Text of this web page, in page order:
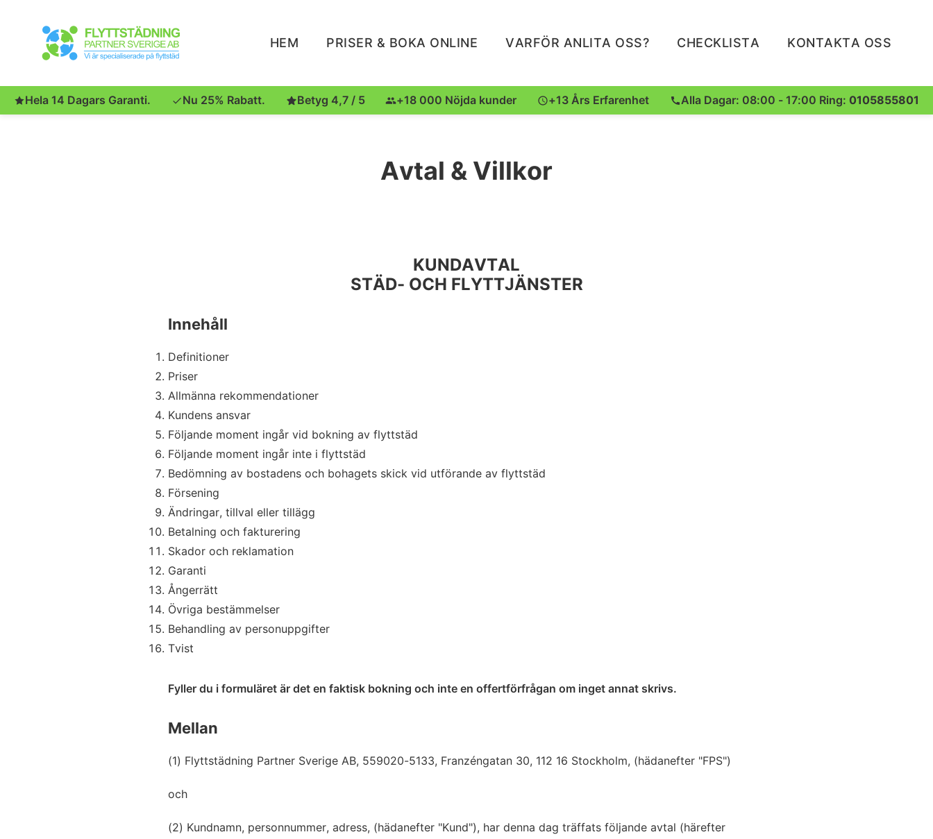
HEM PRISER & BOKA ONLINE VARFÖR ANLITA OSS? CHECKLISTA KONTAKTA OSS
Hela 14 Dagars Garanti. Nu 25% Rabatt. Betyg 4,7 / 5 +18 000 Nöjda kunder +13 Års Erfarenhet Alla Dagar: 08:00 - 17:00 Ring: 0105855801
Avtal & Villkor
KUNDAVTAL
STÄD- OCH FLYTTJÄNSTER
Innehåll
Definitioner
Priser
Allmänna rekommendationer
Kundens ansvar
Följande moment ingår vid bokning av flyttstäd
Följande moment ingår inte i flyttstäd
Bedömning av bostadens och bohagets skick vid utförande av flyttstäd
Försening
Ändringar, tillval eller tillägg
Betalning och fakturering
Skador och reklamation
Garanti
Ångerrätt
Övriga bestämmelser
Behandling av personuppgifter
Tvist
Fyller du i formuläret är det en faktisk bokning och inte en offertförfrågan om inget annat skrivs.
Mellan
(1) Flyttstädning Partner Sverige AB, 559020-5133, Franzéngatan 30, 112 16 Stockholm, (hädanefter "FPS")
och
(2) Kundnamn, personnummer, adress, (hädanefter "Kund"), har denna dag träffats följande avtal (härefter